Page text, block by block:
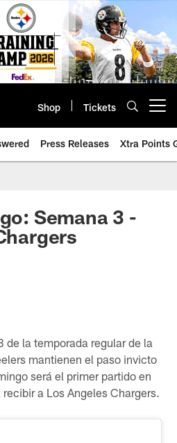
Shop Tickets
Press Releases Xtra Points
Semana 3 -
de la temporada regular de la
mantienen el paso invicto
será el primer partido en
a Los Angeles Chargers.